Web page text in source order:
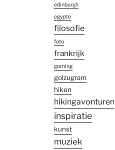
edinburgh
egypte
filosofie
foto
frankrijk
gaming
golzugram
hiken
hikingavonturen
inspiratie
kunst
muziek